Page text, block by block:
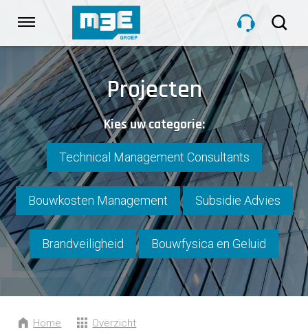
links
Spring
naar
de
inhoud
Spring
naar
navigatie
HOME
DIENSTEN
PROJECTEN
OVER M3E
NIEUWS
CONTACT
Projecten
Kies uw categorie:
Technical Management Consultants
Bouwkosten Management Subsidie Advies
Brandveiligheid Bouwfysica en Geluid
Home Overzicht